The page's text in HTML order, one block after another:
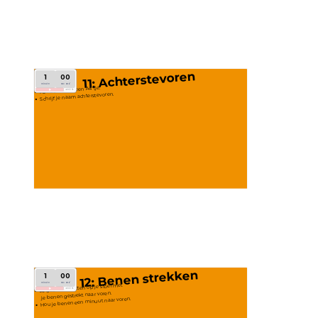
11: Achterstevoren
Pak de stift en een A4'tje.
Schrijf je naam achterstevoren.
1
minute
00
second
add30s
12: Benen strekken
Je gaat recht zitten op je stoel met
je benen gestrekt naar voren.
Hou je benen een minuut naar voren.
1
minute
00
second
add30s